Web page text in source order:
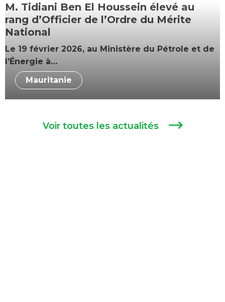
Mauritanie
M. Tidiani Ben El Houssein élevé au
rang d’Officier de l’Ordre du Mérite
National
Le 19 février 2026, au Ministère du Pétrole et de
l’Énergie à…
Voir toutes les actualités